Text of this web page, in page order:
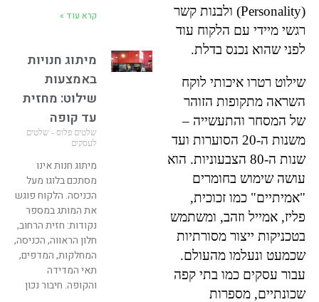
(Personality) ולבנות קשר
רגשי מיידי עם הלקוח עוד
לפני שהוא נכנס בדלת.
שילוט רטרו איכותי לוקח
השראה מתקופות הזוהר
של המסחר והתעשייה –
משנות ה-20 הסוערות ועד
שנות ה-80 הצבעוניות. הוא
עושה שימוש בחומרים
"אמיתיים" כמו זכוכית,
פליז, אמייל וזהב, ומשתמש
בטכניקות ייצור מסורתיות
שכמעט ונעלמו מהעולם.
עבור עסקים כמו בתי קפה
שכונתיים, מספרות
קרא עוד »
מיתוג חנויות
באמצעות
שילוט: מחזית
עד קופה
שלטים פלוס - שלטים
לעסקים
מיתוג חנות אינו
מסתכם בלוגו מעל
הכניסה. הלקוח פוגש
את המותג במספר
נקודות: חזית הרחוב,
חלון הראווה, הכניסה,
המחלקות, המדפים,
תאי המדידה
והקופה. חיבור נכון